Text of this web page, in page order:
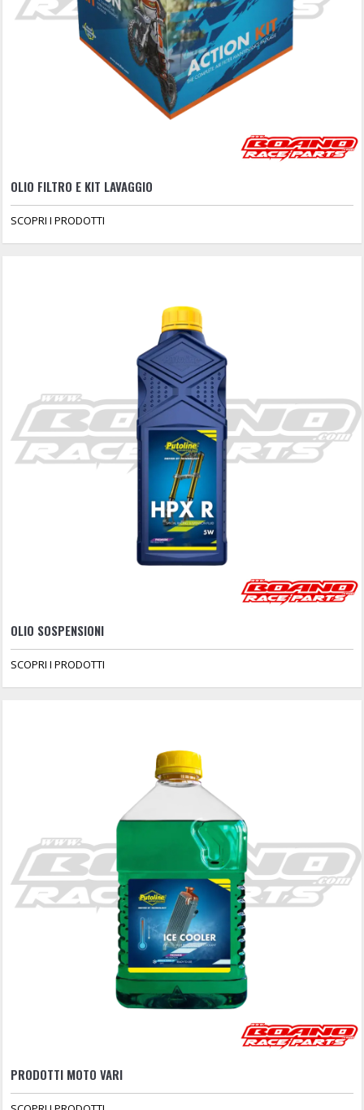
OLIO FILTRO E KIT LAVAGGIO
SCOPRI I PRODOTTI
OLIO SOSPENSIONI
SCOPRI I PRODOTTI
PRODOTTI MOTO VARI